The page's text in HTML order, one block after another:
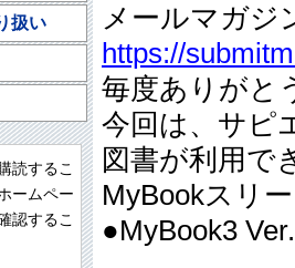
メールマガジ
https://
毎度ありがと
今回は、サピ
図書が利用で
MyBookスリ
●MyBook3
扱い
読するこ
ームペー
認するこ